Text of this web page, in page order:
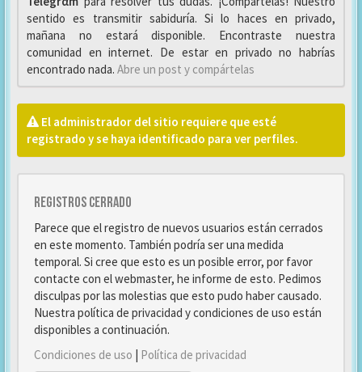
sentido es transmitir sabiduría. Si lo haces en privado,
mañana no estará disponible. Encontraste nuestra
comunidad en internet. De estar en privado no habrías
encontrado nada. Abre un post y compártelas
El administrador del sitio requiere que esté
registrado y se haya identificado para ver perfiles.
Registros cerrado
Parece que el registro de nuevos usuarios están cerrados
en este momento. También podría ser una medida
temporal. Si cree que esto es un posible error, por favor
contacte con el webmaster, he informe de esto. Pedimos
disculpas por las molestias que esto pudo haber causado.
Nuestra política de privacidad y condiciones de uso están
disponibles a continuación.
Condiciones de uso | Política de privacidad